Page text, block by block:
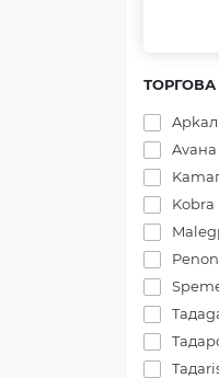
Avана
Kobrа
Penon